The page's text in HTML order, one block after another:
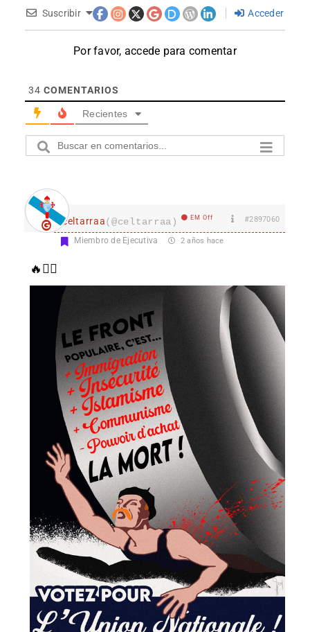
Suscribir Acceder
Por favor, accede para comentar
34 COMENTARIOS
Recientes
celtarraa(@celtarraa) EM Off #2897060
Miembro de Ejecutiva 2 años hace
🔥✋🏻